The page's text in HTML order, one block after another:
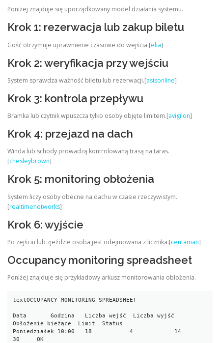
Poniżej znajduje się uporządkowany model działania systemu.
Krok 1: rezerwacja lub zakup biletu
Gość otrzymuje uprawnienie czasowe do wejścia.[elia]
Krok 2: weryfikacja przy wejściu
System sprawdza ważność biletu lub rezerwacji.[asisonline]
Krok 3: kontrola przepływu
Bramka lub czytnik wpuszcza tylko osoby objęte limitem.[avigilon]
Krok 4: przejazd na dach
Winda lub schody prowadzą kontrolowaną trasą na taras.
[chesleybrown]
Krok 5: monitoring obłożenia
System liczy osoby obecne na dachu w czasie rzeczywistym.
[realtimenetworks]
Krok 6: wyjście
Po zejściu lub zjeździe osoba jest odejmowana z licznika.[centaman]
Occupancy monitoring spreadsheet
Poniżej znajduje się przykładowy arkusz monitorowania obłożenia.
textOCCUPANCY MONITORING SPREADSHEET
Data       Godzina   Liczba wejść  Liczba wyjść
Obłożenie bieżące  Limit  Status
Poniedziałek 10:00   18           4            14
30     OK